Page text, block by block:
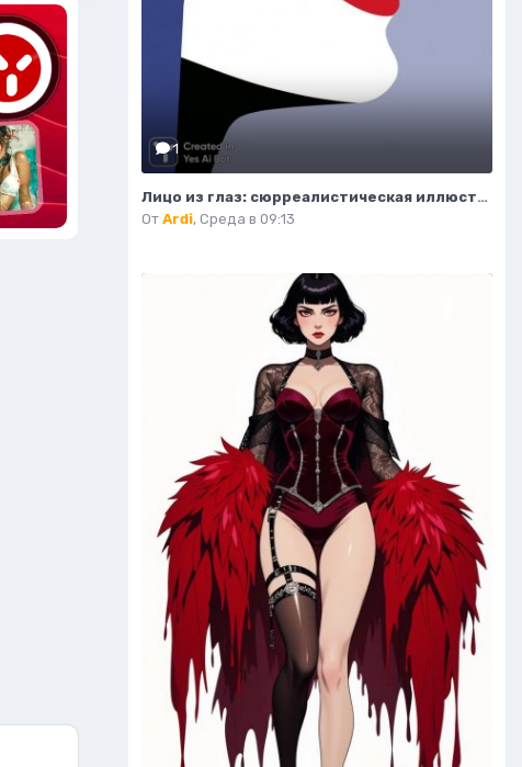
1
Лицо из глаз: сюрреалистическая иллюстрация в стиле минимализма. Нейронная сеть Миджорни
От Ardi, Среда в 09:13